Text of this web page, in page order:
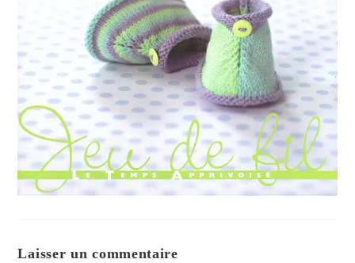
Laisser un commentaire